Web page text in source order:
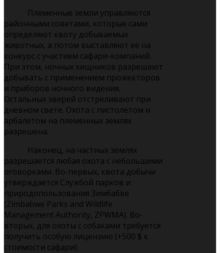
Племенные земли управляются
районными советами, которые сами
определяют квоту добываемых
животных, а потом выставляют её на
конкурс с участием сафари-компаний.
При этом, ночных хищников разрешают
добывать с применением прожекторов
и приборов ночного видения.
Остальных зверей отстреливают при
дневном свете. Охота с пистолетом и
арбалетом на племенных землях
разрешена.
Наконец, на частных землях
разрешается любая охота с небольшими
оговорками. Во-первых, квота добычи
утверждается Службой парков и
природопользования Зимбабве
(Zimbabwe Parks and Wildlife
Management Authority, ZPWMA). Во-
вторых, для охоты с собаками требуется
получить особую лицензию (+500 $ к
стоимости сафари).